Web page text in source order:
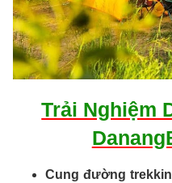
Trải Nghiệm
Cung đường